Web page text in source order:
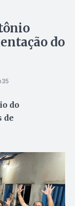
do
do
de